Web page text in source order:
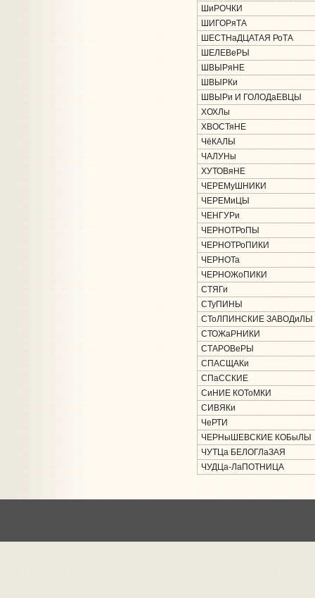
ШиРОЧКИ
ШИГОРяТА
ШЕСТНаДЦАТАЯ РоТА
ШЕЛЕВеРЫ
ШВЫРяНЕ
ШВЫРКи
ШВЫРи И ГОЛОДаЕВЦЫ
ХОХЛы
ХВОСТяНЕ
ЧёКАЛЫ
ЧАЛУНы
ХУТОВяНЕ
ЧЕРЕМуШНИКИ
ЧЕРЕМиЦЫ
ЧЕНГУРи
ЧЕРНОТРоПЫ
ЧЕРНОТРоПИКИ
ЧЕРНОТа
ЧЕРНОЖоПИКИ
СТЯГи
СТуПИНЫ
СТоЛПИНСКИЕ ЗАВОДиЛЫ
СТОЖаРНИКИ
СТАРОВеРЫ
СПАСЩАКи
СПаССКИЕ
СиНИЕ КОТоМКИ
СИВЯКи
ЧеРТИ
ЧЕРНыШЕВСКИЕ КОБыЛЫ
ЧУТЦа БЕЛОГЛаЗАЯ
ЧУДЦа-ЛаПОТНИЦА